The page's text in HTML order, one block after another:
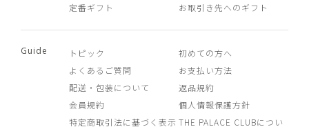
定番ギフト
お取引き先へのギフト
Guide トピック
初めての方へ
よくあるご質問
お支払い方法
配送・包装について
返品規約
会員規約
個人情報保護方針
特定商取引法に基づく表示 THE PALACE CLUBについ